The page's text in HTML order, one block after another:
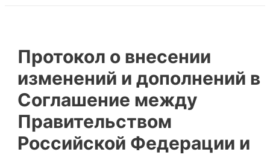
Протокол о внесении
изменений и дополнений в
Соглашение между
Правительством
Российской Федерации и